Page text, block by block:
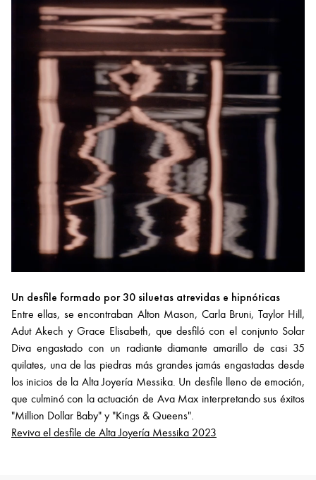
Un desfile formado por 30 siluetas atrevidas e hipnóticas
Entre ellas, se encontraban Alton Mason, Carla Bruni, Taylor Hill,
Adut Akech y Grace Elisabeth, que desfiló con el conjunto Solar
Diva engastado con un radiante diamante amarillo de casi 35
quilates, una de las piedras más grandes jamás engastadas desde
los inicios de la Alta Joyería Messika. Un desfile lleno de emoción,
que culminó con la actuación de Ava Max interpretando sus éxitos
"Million Dollar Baby" y "Kings & Queens".
Reviva el desfile de Alta Joyería Messika 2023